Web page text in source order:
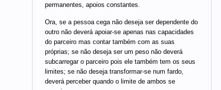
permanentes, apoios constantes.
Ora, se a pessoa cega não deseja ser dependente do
outro não deverá apoiar-se apenas nas capacidades
do parceiro mas contar também com as suas
próprias; se não deseja ser um peso não deverá
subcarregar o parceiro pois ele também tem os seus
limites; se não deseja transformar-se num fardo,
deverá perceber quando o limite de ambos se